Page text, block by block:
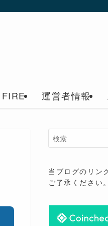
FIRE 運営者情報
当ブログのリン
ご了承ください。